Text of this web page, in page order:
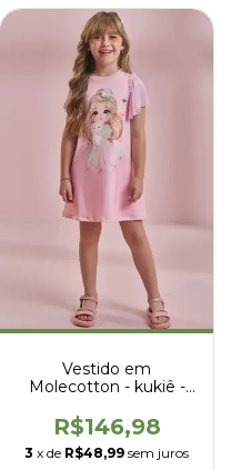
Vestido em
Molecotton - kukiê -
R$146,98
3 x de R$48,99 sem juros